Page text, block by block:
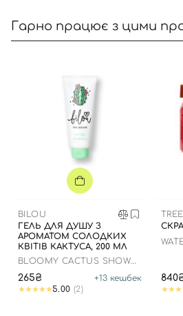
Гарно працює з цими
BILOU
ГЕЛЬ ДЛЯ ДУШУ З
АРОМАТОМ СОЛОДКИХ
КВІТІВ КАКТУСА, 200 МЛ
BLOOMY CACTUS SHOWER
265₴ +13 кешбек
5.00 (2)
Вхід
Номер телефону
Відправляючи форму для
приймаєте умовиУгоди
Увійти за